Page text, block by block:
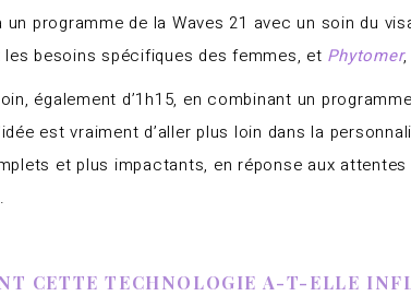
un programme de la Waves 21 avec un soin du
les besoins spécifiques des femmes, et Phytomer
également d’1h15, en combinant un
est vraiment d’aller plus loin dans la
et plus impactants, en réponse aux
CETTE TECHNOLOGIE A-T-ELLE